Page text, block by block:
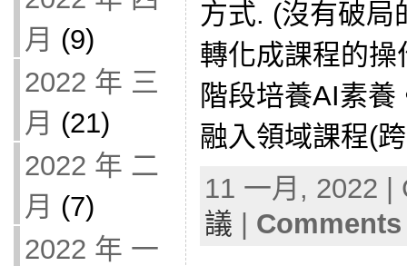
月 (9)
2022 年 三
月 (21)
2022 年 二
月 (7)
2022 年 一
方式. (沒有破局
轉化成課程的
階段培養AI素
融入領域課程(
11 一月, 2022
議 |